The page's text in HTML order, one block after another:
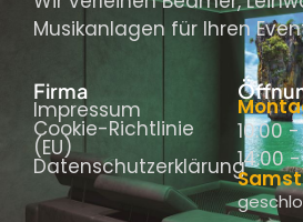
Musikanlagen für Ihren
Firma
Impressum
Cookie-Richtlinie
(EU)
Datenschutzerklärung
10:00 -
14:00 -